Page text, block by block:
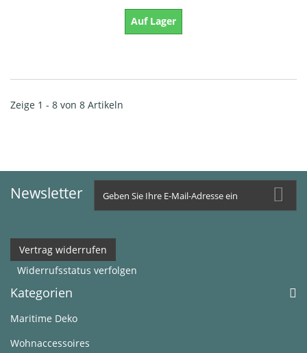
Auf Lager
Zeige 1 - 8 von 8 Artikeln
Newsletter
Vertrag widerrufen
Widerrufsstatus verfolgen
Kategorien
Maritime Deko
Wohnaccessoires